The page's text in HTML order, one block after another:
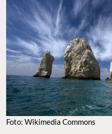
Foto: Wikimedia Commons